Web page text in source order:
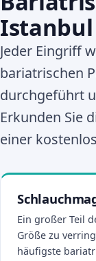
Istanbul
Jeder Eingriff
bariatrischen
durchgeführt
Erkunden Sie
einer
Ein großer Teil
Größe zu
häufigste